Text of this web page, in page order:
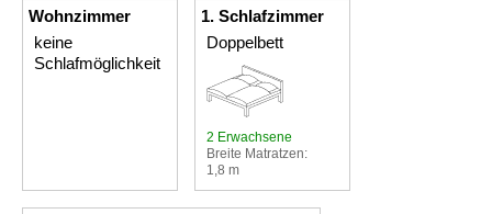
Wohnzimmer
keine
Schlafmöglichkeit
1. Schlafzimmer
Doppelbett
2 Erwachsene
Breite Matratzen:
1,8 m